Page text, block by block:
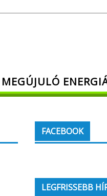
MEGÚJULÓ
FACEBOOK
LEGFRISSEBB